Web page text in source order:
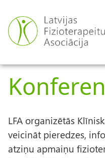
uz
galveno
saturu
LFA organizētās
veicināt pieredzes,
atziņu apmaiņu